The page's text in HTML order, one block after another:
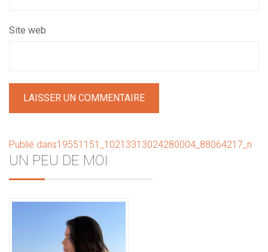
Site web
Navigation
de
Publié dans19551151_10213313024280004_88064217_n
Sidebar
UN PEU DE MOI